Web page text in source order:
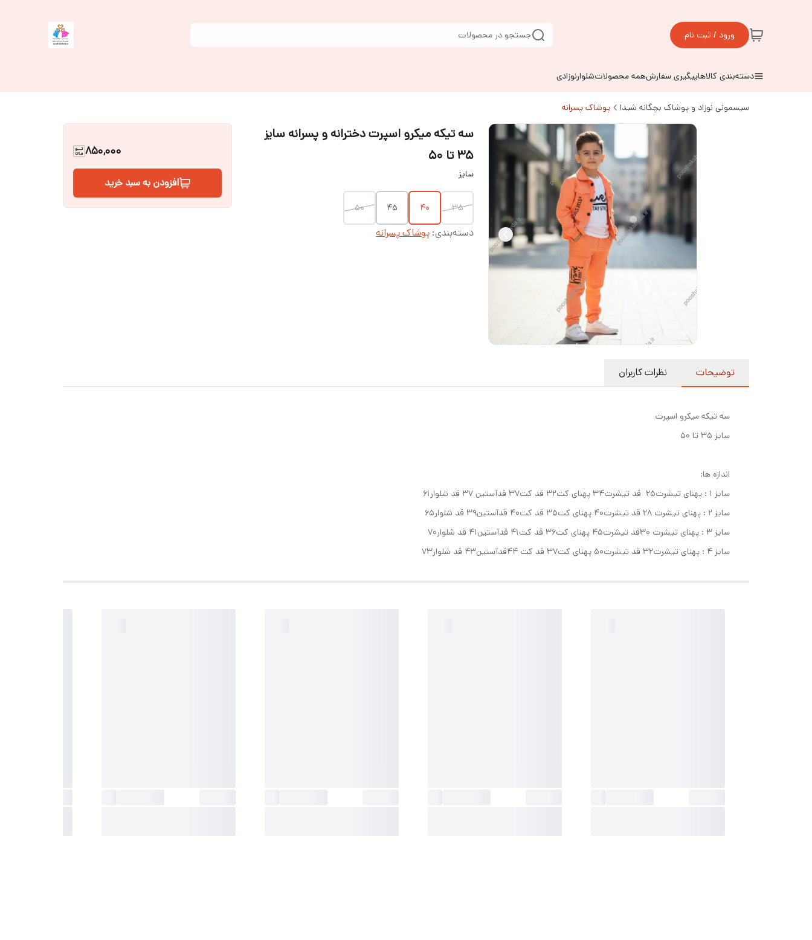
ورود / ثبت نام جستجو در محصولات
دسته‌بندی کالاهاپیگیری سفارشهمه محصولاتشلوارنوزادی
سیسمونی نوزاد و پوشاک بچگانه شیدا پوشاک پسرانه
سه تیکه میکرو اسپرت دخترانه و پسرانه سایز
۳۵ تا ۵۰
سایز
۳۵ ۴۰ ۴۵ ۵۰
دسته‌بندی: پوشاک پسرانه
850,000
افزودن به سبد خرید
توضیحات نظرات کاربران
سه تیکه میکرو اسپرت
سایز ۳۵ تا ۵۰
اندازه ها:
سایز ۱ : پهنای تیشرت۲۵ قد تیشرت۳۴ پهنای کت۳۲ قد کت۳۷ قدآستین ۳۷ قد شلوار۶۱
سایز ۲ : پهنای تیشرت ۲۸ قد تیشرت۴۰ پهنای کت۳۵ قد کت۴۰ قدآستین۳۹ قد شلوار۶۵
سایز ۳ : پهنای تیشرت ۳۰قد تیشرت۴۵ پهنای کت۳۶ قد کت۴۱ قدآستین۴۱ قد شلوار۷۰
سایز ۴ : پهنای تیشرت۳۲ قد تیشرت۵۰ پهنای کت۳۷ قد کت ۴۴قدآستین۴۳ قد شلوار۷۳